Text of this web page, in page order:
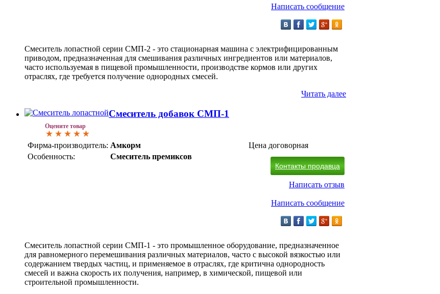
Написать сообщение
Смеситель лопастной серии СМП-2 - это стационарная машина с электрифицированным
приводом, предназначенная для смешивания различных ингредиентов или материалов,
часто используемая в пищевой промышленности, производстве кормов или других
отраслях, где требуется получение однородных смесей.
Читать далее
Оцените товар
Смеситель добавок СМП-1
Фирма-производитель: Амкорм
Особенность:
Смеситель премиксов
Цена договорная
Контакты продавца
Написать отзыв
Написать сообщение
Смеситель лопастной серии СМП-1 - это промышленное оборудование, предназначенное
для равномерного перемешивания различных материалов, часто с высокой вязкостью или
содержанием твердых частиц, и применяемое в отраслях, где критична однородность
смесей и важна скорость их получения, например, в химической, пищевой или
строительной промышленности.